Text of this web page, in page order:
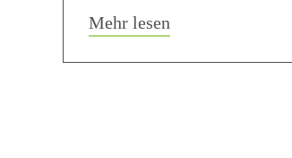
Mehr lesen